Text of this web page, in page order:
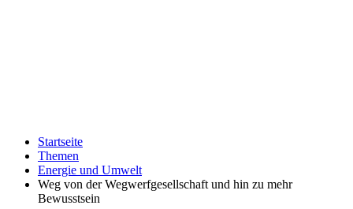
Startseite
Themen
Energie und Umwelt
Weg von der Wegwerfgesellschaft und hin zu mehr
Bewusstsein